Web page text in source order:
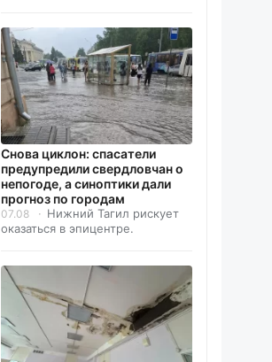
Снова циклон: спасатели
предупредили свердловчан о
непогоде, а синоптики дали
прогноз по городам
07.08
Нижний Тагил рискует
оказаться в эпицентре.